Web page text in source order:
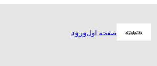
صفحه اولورود